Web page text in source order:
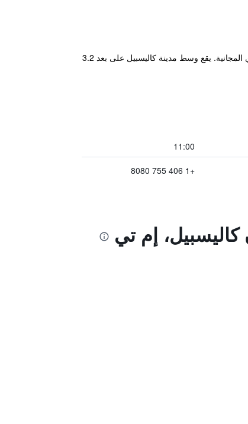
يقع هذا الفندق في كاليسبيل، ويضم مسبحًا داخليًا ومركزًا للياقة البدنية. ويضم أجنحة مع مطابخ مجهزة بالكامل وخدمة الواي فاي المجانية. يقع وسط مدينة كاليسبيل على بعد 3.2
11:00
+1 406 755 8080
إم تي